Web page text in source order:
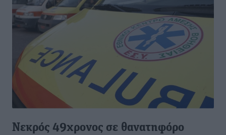
Νεκρός 49χρονος σε θανατηφόρο